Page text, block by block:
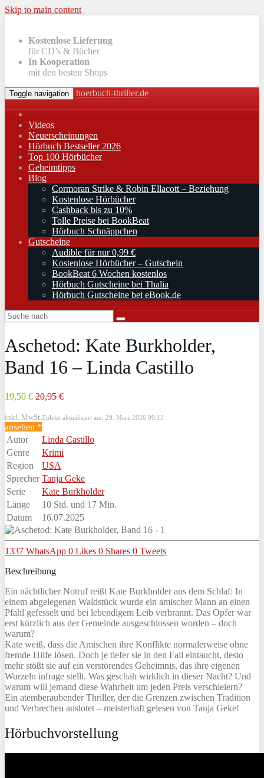
Skip to main content
Kostenlose Lieferung
für CD’s & Bücher
In Kooperation
mit den besten Shops
Toggle navigation hoerbuch-thriller.de
Videos
Neuerscheinungen
Hörbuch Bestseller 2026
Top 100 Hörbücher
Geheimtipps
Blog
Cormoran Strike & Robin Ellacott – Beziehung
Kostenlose Hörbücher
Cashback bis zu 10%
Tolle Preise bei BookBeat
Hörbuch Schnäppchen
Gutscheine
Audible für nur 0,99 €
Kostenlose Hörbücher – Gutschein
BookBeat 6 Wochen kostenlos
Hörbuch Gutscheine bei Thalia
Hörbuch Gutscheine bei eBook.de
Aschetod: Kate Burkholder,
Band 16 – Linda Castillo
19,50 € 20,95 €
inkl. MwSt. Zuletzt aktualisiert am: 29. März 2026 09:13
ansehen *
Autor
Linda Castillo
Genre
Krimi
Region
USA
Sprecher Tanja Geke
Serie
Kate Burkholder
Länge
10 Std. und 17 Min.
Datum
16.07.2025
1337 WhatsApp 0 Likes 0 Shares 0 Tweets
Beschreibung
Ein nächtlicher Notruf reißt Kate Burkholder aus dem Schlaf: In
einem abgelegenen Waldstück wurde ein amischer Mann an einen
Pfahl gefesselt und bei lebendigem Leib verbrannt. Das Opfer war
erst kürzlich aus der Gemeinde ausgeschlossen worden – doch
warum?
Kate weiß, dass die Amischen ihre Konflikte normalerweise ohne
fremde Hilfe lösen. Doch je tiefer sie in den Fall eintaucht, desto
mehr stößt sie auf ein verstörendes Geheimnis, das ihre eigenen
Wurzeln infrage stellt. Was geschah wirklich in dieser Nacht? Und
warum will jemand diese Wahrheit um jeden Preis verschleiern?
Ein atemberaubender Thriller, der die Grenzen zwischen Tradition
und Verbrechen auslotet – meisterhaft gelesen von Tanja Geke!
Hörbuchvorstellung